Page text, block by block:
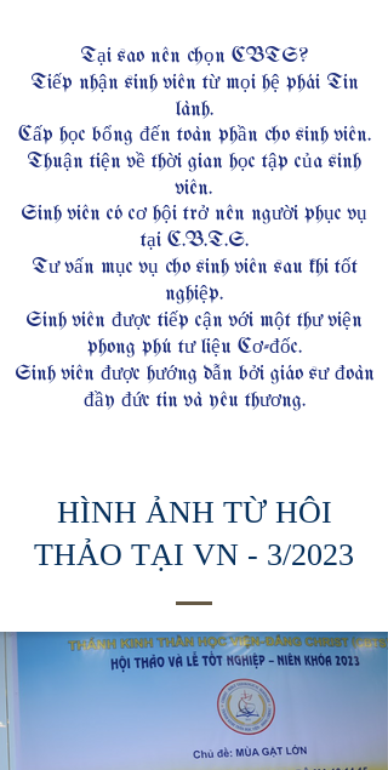
Tại sao nên chọn CBTS?
Tiếp nhận sinh viên từ mọi hệ phái Tin
lành.
Cấp học bổng đến toàn phần cho sinh viên.
Thuận tiện về thời gian học tập của sinh
viên.
Sinh viên có cơ hội trở nên người phục vụ
tại C.B.T.S.
Tư vấn mục vụ cho sinh viên sau khi tốt
nghiệp.
Sinh viên được tiếp cận với một thư viện
phong phú tư liệu Cơ-đốc.
Sinh viên được hướng dẫn bởi giáo sư đoàn
đầy đức tin và yêu thương.
HÌNH ẢNH TỪ HÔI
THẢO TẠI VN - 3/2023